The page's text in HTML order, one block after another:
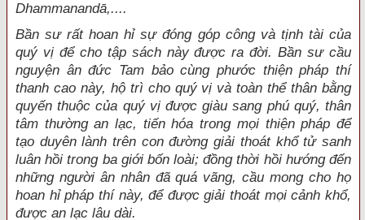
Dhammanandā,....
Bần sư rất hoan hỉ sự đóng góp công và tịnh tài của
quý vị để cho tập sách này được ra đời. Bần sư cầu
nguyện ân đức Tam bảo cùng phước thiện pháp thí
thanh cao này, hộ trì cho quý vị và toàn thể thân bằng
quyến thuộc của quý vị được giàu sang phú quý, thân
tâm thường an lạc, tiến hóa trong mọi thiện pháp để
tạo duyên lành trên con đường giải thoát khổ tử sanh
luân hồi trong ba giới bốn loài; đồng thời hồi hướng đến
những người ân nhân đã quá vãng, cầu mong cho họ
hoan hỉ pháp thí này, để được giải thoát mọi cảnh khổ,
được an lạc lâu dài.